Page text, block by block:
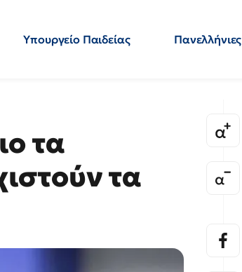
Υπουργείο Παιδείας Πανελλήνιες
τα
τα